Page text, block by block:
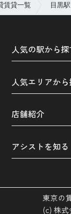
賃貸一覧 目黒駅
人気の駅から探
人気エリアか
店舗紹介
アシストを知る
東京の
(c) 株